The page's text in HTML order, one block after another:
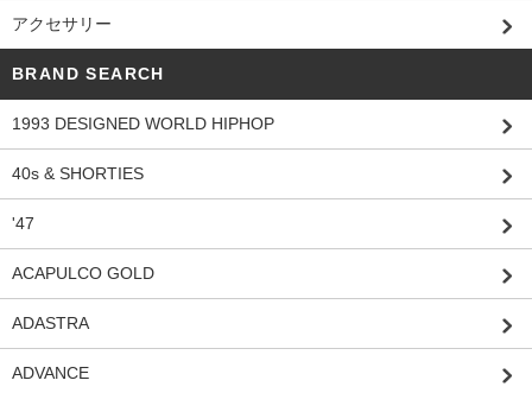
アクセサリー
BRAND SEARCH
1993 DESIGNED WORLD HIPHOP
40s & SHORTIES
'47
ACAPULCO GOLD
ADASTRA
ADVANCE